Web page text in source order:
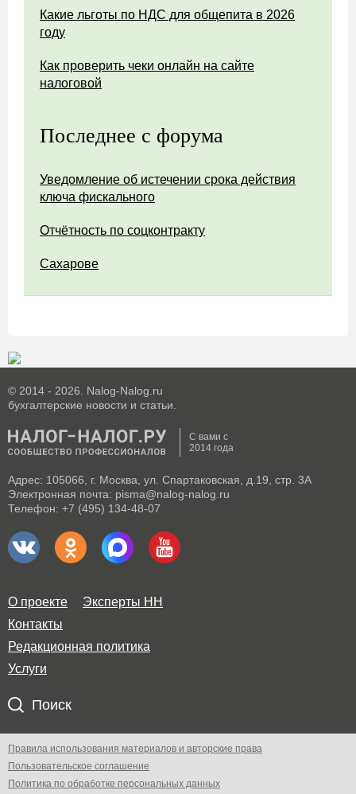
Какие льготы по НДС для общепита в 2026
году
Как проверить чеки онлайн на сайте
налоговой
Последнее с форума
Уведомление об истечении срока действия
ключа фискального
Отчётность по соцконтракту
Сахарове
© 2014 - 2026. Nalog-Nalog.ru
бухгалтерские новости и статьи.
С вами с
2014 года
Адрес: 105066, г. Москва, ул. Спартаковская, д.19, стр. 3А
Электронная почта: pisma@nalog-nalog.ru
Телефон: +7 (495) 134-48-07
О проекте
Эксперты НН
Контакты
Редакционная политика
Услуги
Поиск
Правила использования материалов и авторские права
Пользовательское соглашение
Политика по обработке персональных данных